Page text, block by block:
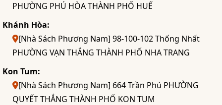
PHƯỜNG PHÚ HÒA THÀNH PHỐ HUẾ
Khánh Hòa:
[Nhà Sách Phương Nam] 98-100-102 Thống Nhất
PHƯỜNG VẠN THẮNG THÀNH PHỐ NHA TRANG
Kon Tum:
[Nhà Sách Phương Nam] 664 Trần Phú PHƯỜNG
QUYẾT THẮNG THÀNH PHỐ KON TUM